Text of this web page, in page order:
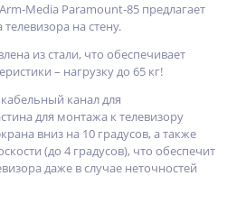
Media Paramount-85 предлагает
на стену.
из стали, что обеспечивает
– нагрузку до 65 кг!
канал для
для монтажа к телевизору
вниз на 10 градусов, а также
(до 4 градусов), что обеспечит
даже в случае неточностей